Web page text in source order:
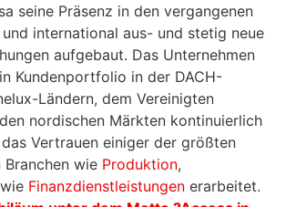
seine Präsenz in den vergangenen
international aus- und stetig neue
aufgebaut. Das Unternehmen
Kundenportfolio in der DACH-
Ländern, dem Vereinigten
nordischen Märkten kontinuierlich
Vertrauen einiger der größten
Branchen wie Produktion,
Finanzdienstleistungen erarbeitet.